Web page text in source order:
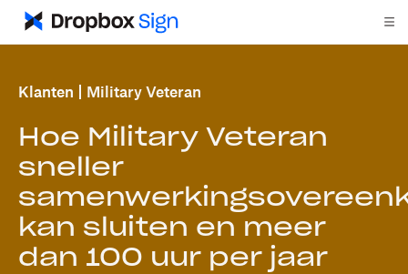
Klanten Military Veteran
Hoe Military Veteran
sneller
kan sluiten en meer
dan 100 uur per jaar